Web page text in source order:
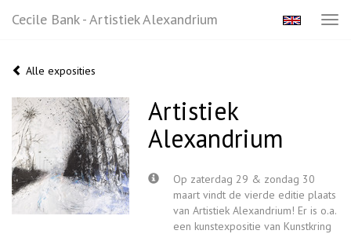
Cecile Bank - Artistiek Alexandrium
Alle exposities
Artistiek
Alexandrium
Op zaterdag 29 & zondag 30
maart vindt de vierde editie plaats
van Artistiek Alexandrium! Er is o.a.
een kunstexpositie van Kunstkring